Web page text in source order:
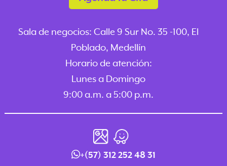
Sala de negocios: Calle 9 Sur No. 35 -100, El
Poblado, Medellín
Horario de atención:
Lunes a Domingo
9:00 a.m. a 5:00 p.m.
+(57) 312 252 48 31